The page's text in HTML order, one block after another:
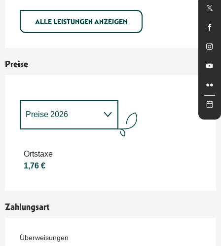
ALLE LEISTUNGEN ANZEIGEN
Preise
Preise 2026
Ortstaxe
1,76 €
Zahlungsart
Überweisungen